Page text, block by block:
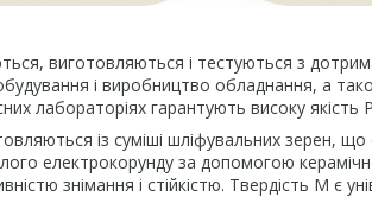
виготовляються і тестуються з
і виробництво обладнання, а
лабораторіях гарантують високу якість
із суміші шліфувальних зерен,
електрокорунду за допомогою
знімання і стійкістю. Твердість М є